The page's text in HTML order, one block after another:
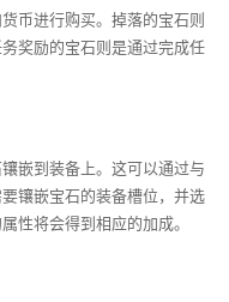
币进行购买。掉落的宝石则
奖励的宝石则是通过完成任
嵌到装备上。这可以通过与
镶嵌宝石的装备槽位，并选
性将会得到相应的加成。